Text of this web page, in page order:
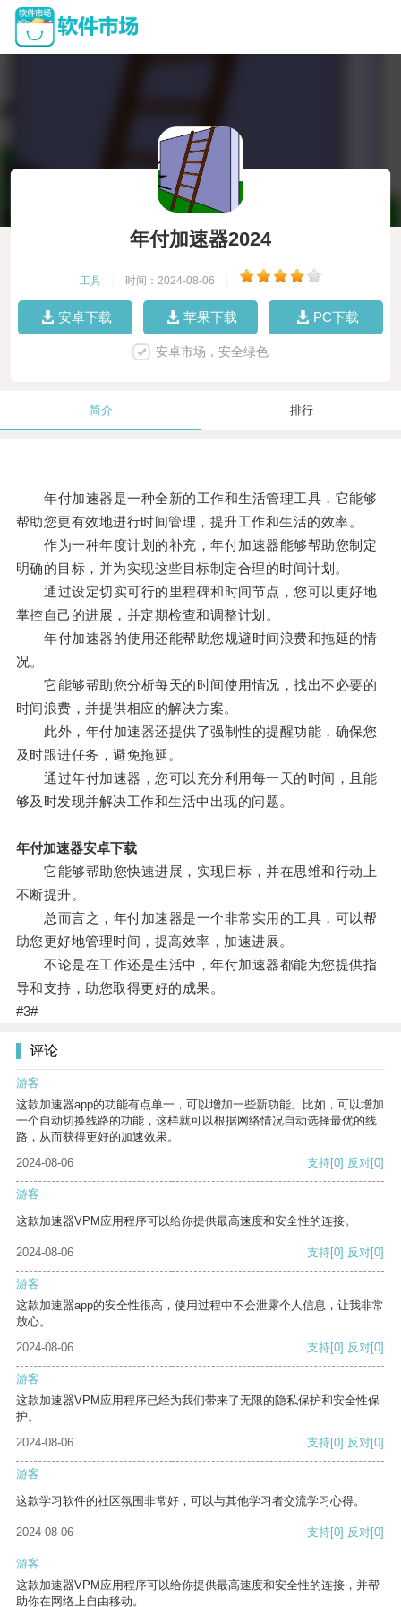
年付加速器2024
工具 时间：2024-08-06
安卓下载 苹果下载 PC下载
安卓市场，安全绿色
简介 排行
年付加速器是一种全新的工作和生活管理工具，它能够
帮助您更有效地进行时间管理，提升工作和生活的效率。
作为一种年度计划的补充，年付加速器能够帮助您制定
明确的目标，并为实现这些目标制定合理的时间计划。
通过设定切实可行的里程碑和时间节点，您可以更好地
掌控自己的进展，并定期检查和调整计划。
年付加速器的使用还能帮助您规避时间浪费和拖延的情
况。
它能够帮助您分析每天的时间使用情况，找出不必要的
时间浪费，并提供相应的解决方案。
此外，年付加速器还提供了强制性的提醒功能，确保您
及时跟进任务，避免拖延。
通过年付加速器，您可以充分利用每一天的时间，且能
够及时发现并解决工作和生活中出现的问题。
年付加速器安卓下载
它能够帮助您快速进展，实现目标，并在思维和行动上
不断提升。
总而言之，年付加速器是一个非常实用的工具，可以帮
助您更好地管理时间，提高效率，加速进展。
不论是在工作还是生活中，年付加速器都能为您提供指
导和支持，助您取得更好的成果。
#3#
评论
游客
这款加速器app的功能有点单一，可以增加一些新功能。比如，可以增加
一个自动切换线路的功能，这样就可以根据网络情况自动选择最优的线
路，从而获得更好的加速效果。
2024-08-06
支持[0] 反对[0]
游客
这款加速器VPM应用程序可以给你提供最高速度和安全性的连接。
2024-08-06 支持[0] 反对[0]
游客
这款加速器app的安全性很高，使用过程中不会泄露个人信息，让我非常
放心。
2024-08-06
支持[0] 反对[0]
游客
这款加速器VPM应用程序已经为我们带来了无限的隐私保护和安全性保
护。
2024-08-06
支持[0] 反对[0]
游客
这款学习软件的社区氛围非常好，可以与其他学习者交流学习心得。
2024-08-06 支持[0] 反对[0]
游客
这款加速器VPM应用程序可以给你提供最高速度和安全性的连接，并帮
助你在网络上自由移动。